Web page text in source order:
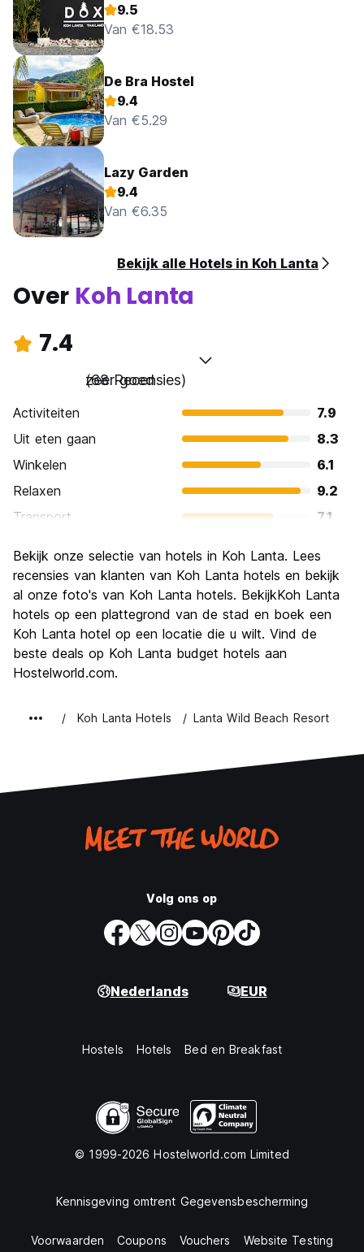
9.5
Van €18.53
De Bra Hostel
9.4
Van €5.29
Lazy Garden
9.4
Van €6.35
Bekijk alle Hotels in Koh Lanta
Over Koh Lanta
7.4
zeer goed
(68 Recensies)
Activiteiten
7.9
Uit eten gaan
8.3
Winkelen
6.1
Relaxen
9.2
Transport
7.1
Cultuur
6.4
Uitgaan
6.3
Waarde voor uw geld
8.3
Bekijk onze selectie van hotels in Koh Lanta. Lees
recensies van klanten van Koh Lanta hotels en bekijk
al onze foto's van Koh Lanta hotels. BekijkKoh Lanta
hotels op een plattegrond van de stad en boek een
Koh Lanta hotel op een locatie die u wilt. Vind de
beste deals op Koh Lanta budget hotels aan
Hostelworld.com.
Koh Lanta Hotels Lanta Wild Beach Resort
Volg ons op
Nederlands EUR
Hostels Hotels Bed en Breakfast
© 1999-2026 Hostelworld.com Limited
Kennisgeving omtrent Gegevensbescherming
Voorwaarden Coupons Vouchers Website Testing